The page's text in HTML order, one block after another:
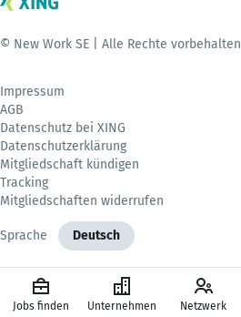
© New Work SE | Alle Rechte vorbehalten
Impressum
AGB
Datenschutz bei XING
Datenschutzerklärung
Mitgliedschaft kündigen
Tracking
Mitgliedschaften widerrufen
Sprache Deutsch
Jobs finden Unternehmen Netzwerk